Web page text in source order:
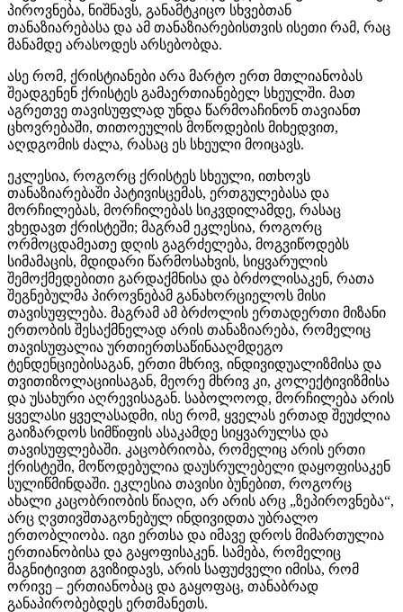
პიროვნება, ნიშნავს, განამტკიცო სხვებთან
თანაზიარებასა და ამ თანაზიარებისთვის ისეთი რამ, რაც
მანამდე არასოდეს არსებობდა.
ასე რომ, ქრისტიანები არა მარტო ერთ მთლიანობას
შეადგენენ ქრისტეს გამაერთიანებელ სხეულში. მათ
აგრეთვე თავისუფლად უნდა წარმოაჩინონ თავიანთ
ცხოვრებაში, თითოეულის მოწოდების მიხედვით,
აღდგომის ძალა, რასაც ეს სხეული მოიცავს.
ეკლესია, როგორც ქრისტეს სხეული, ითხოვს
თანაზიარებაში პატივისცემას, ერთგულებასა და
მორჩილებას, მორჩილებას სიკვდილამდე, რასაც
ვხედავთ ქრისტეში; მაგრამ ეკლესია, როგორც
ორმოცდამეათე დღის გაგრძელება, მოგვიწოდებს
სიმამაცის, მდიდარი წარმოსახვის, სიყვარულის
შემოქმედებითი გარდაქმნისა და ბრძოლისაკენ, რათა
შეგნებულმა პიროვნებამ განახორციელოს მისი
თავისუფლება. მაგრამ ამ ბრძოლის ერთადერთი მიზანი
ერთობის შესაქმნელად არის თანაზიარება, რომელიც
თავისუფალია ურთიერთსაწინააღმდეგო
ტენდენციებისაგან, ერთი მხრივ, ინდივიდუალიზმისა და
თვითიზოლაციისაგან, მეორე მხრივ კი, კოლექტივიზმისა
და უსახური აღრევისაგან. საბოლოოდ, მორჩილება არის
ყველასი ყველასადმი, ისე რომ, ყველას ერთად შეუძლია
გაიზარდოს სიმწიფის ასაკამდე სიყვარულსა და
თავისუფლებაში. კაცობრიობა, რომელიც არის ერთი
ქრისტეში, მოწოდებულია დაუსრულებელი დაყოფისაკენ
სულიწმინდაში. ეკლესია თავისი ბუნებით, როგორც
ახალი კაცობრიობის წიაღი, არ არის არც „ზეპიროვნება“,
არც ღვთივშთაგონებულ ინდივიდთა უბრალო
ერთობლიობა. იგი ერთსა და იმავე დროს მიმართულია
ერთიანობისა და გაყოფისაკენ. სამება, რომელიც
მაგნიტივით გვიზიდავს, არის საფუძველი იმისა, რომ
ორივე – ერთიანობაც და გაყოფაც, თანაბრად
განაპირობებდეს ერთმანეთს.